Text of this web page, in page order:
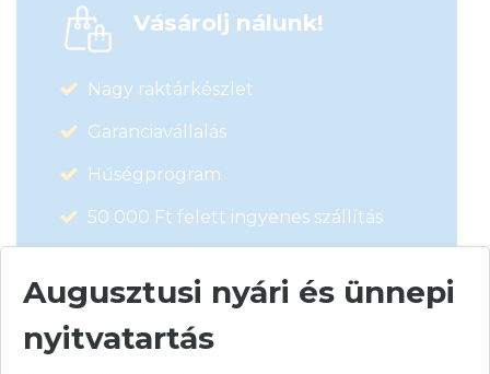
Vásárolj nálunk!
Nagy raktárkészlet
Garanciavállalás
Hűségprogram
50 000 Ft felett ingyenes szállítás
Augusztusi nyári és ünnepi
nyitvatartás